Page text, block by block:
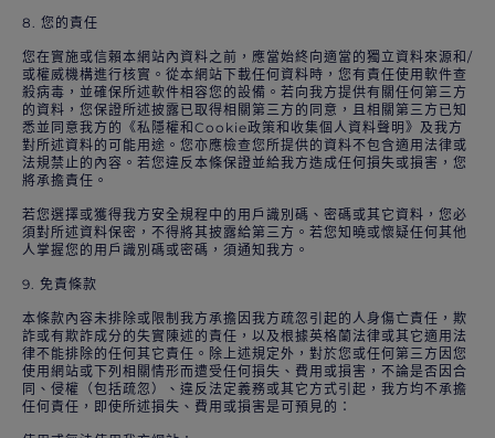
8. 您的責任
您在實施或信賴本網站內資料之前，應當始終向適當的獨立資料來源和/
或權威機構進行核實。從本網站下載任何資料時，您有責任使用軟件查
殺病毒，並確保所述軟件相容您的設備。若向我方提供有關任何第三方
的資料，您保證所述披露已取得相關第三方的同意，且相關第三方已知
悉並同意我方的《私隱權和Cookie政策和收集個人資料聲明》及我方
對所述資料的可能用途。您亦應檢查您所提供的資料不包含適用法律或
法規禁止的內容。若您違反本條保證並給我方造成任何損失或損害，您
將承擔責任。
若您選擇或獲得我方安全規程中的用戶識別碼、密碼或其它資料，您必
須對所述資料保密，不得將其披露給第三方。若您知曉或懷疑任何其他
人掌握您的用戶識別碼或密碼，須通知我方。
9. 免責條款
本條款內容未排除或限制我方承擔因我方疏忽引起的人身傷亡責任，欺
詐或有欺詐成分的失實陳述的責任，以及根據英格蘭法律或其它適用法
律不能排除的任何其它責任。除上述規定外，對於您或任何第三方因您
使用網站或下列相關情形而遭受任何損失、費用或損害，不論是否因合
同、侵權（包括疏忽）、違反法定義務或其它方式引起，我方均不承擔
任何責任，即使所述損失、費用或損害是可預見的：